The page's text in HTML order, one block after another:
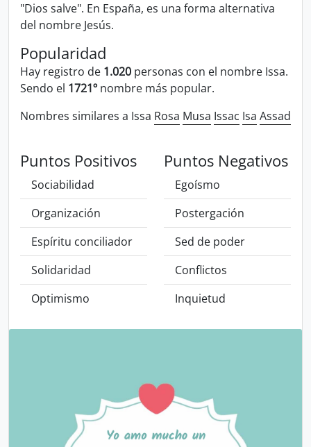
"Dios salve". En España, es una forma alternativa
del nombre Jesús.
Popularidad
Hay registro de 1.020 personas con el nombre Issa.
Sendo el 1721º nombre más popular.
Nombres similares a Issa Rosa Musa Issac Isa Assad
Puntos Positivos
Sociabilidad
Organización
Espíritu conciliador
Solidaridad
Optimismo
Puntos Negativos
Egoísmo
Postergación
Sed de poder
Conflictos
Inquietud